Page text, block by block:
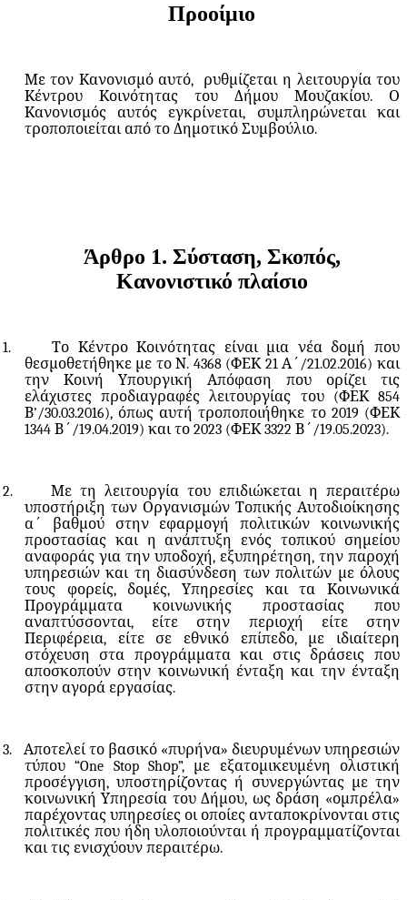
Προοίμιο
Με τον Κανονισμό αυτό,
ρυθμίζεται η λειτουργία του
Κέντρου Κοινότητας του Δήμου Μουζακίου. Ο
Κανονισμός αυτός εγκρίνεται, συμπληρώνεται και
τροποποιείται από το Δημοτικό Συμβούλιο.
Άρθρο 1. Σύσταση, Σκοπός,
Κανονιστικό πλαίσιο
1.
Το Κέντρο Κοινότητας είναι μια νέα δομή που
θεσμοθετήθηκε με το Ν. 4368 (ΦΕΚ 21 Α΄/21.02.2016) και
την Κοινή Υπουργική Απόφαση που ορίζει τις
ελάχιστες προδιαγραφές λειτουργίας του (ΦΕΚ 854
Β’/30.03.2016), όπως αυτή τροποποιήθηκε το 2019 (ΦΕΚ
1344 Β΄/19.04.2019) και το 2023 (ΦΕΚ 3322 Β΄/19.05.2023).
2.
Με τη λειτουργία του επιδιώκεται η περαιτέρω
υποστήριξη των Οργανισμών Τοπικής Αυτοδιοίκησης
α΄ βαθμού στην εφαρμογή πολιτικών κοινωνικής
προστασίας και η ανάπτυξη ενός τοπικού σημείου
αναφοράς για την υποδοχή, εξυπηρέτηση, την παροχή
υπηρεσιών και τη διασύνδεση των πολιτών με όλους
τους φορείς, δομές, Υπηρεσίες και τα Κοινωνικά
Προγράμματα κοινωνικής προστασίας που
αναπτύσσονται, είτε στην περιοχή είτε στην
Περιφέρεια, είτε σε εθνικό επίπεδο, με ιδιαίτερη
στόχευση στα προγράμματα και στις δράσεις που
αποσκοπούν στην κοινωνική ένταξη και την ένταξη
στην αγορά εργασίας.
3.
Αποτελεί το βασικό «πυρήνα» διευρυμένων υπηρεσιών
τύπου “One Stop Shοp”, με εξατομικευμένη ολιστική
προσέγγιση, υποστηρίζοντας ή συνεργώντας με την
κοινωνική Υπηρεσία του Δήμου, ως δράση «ομπρέλα»
παρέχοντας υπηρεσίες οι οποίες ανταποκρίνονται στις
πολιτικές που ήδη υλοποιούνται ή προγραμματίζονται
και τις ενισχύουν περαιτέρω.